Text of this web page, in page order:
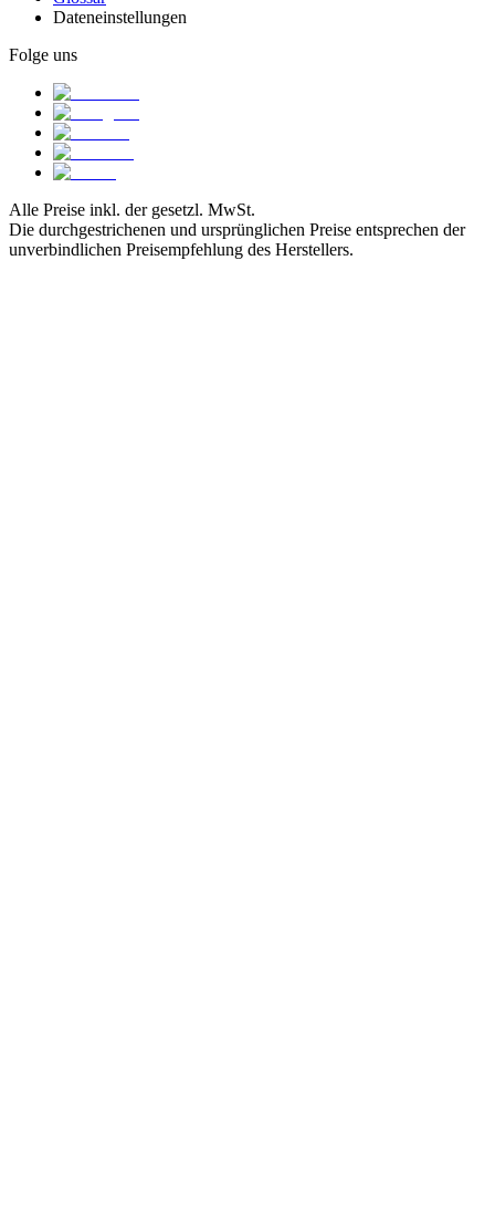
Dateneinstellungen
Folge uns
Alle Preise inkl. der gesetzl. MwSt.
Die durchgestrichenen und ursprünglichen Preise entsprechen der
unverbindlichen Preisempfehlung des Herstellers.